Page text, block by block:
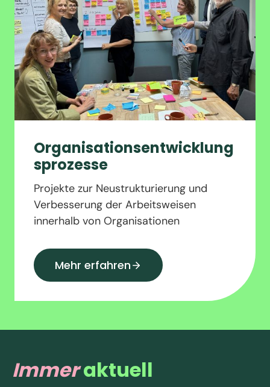
Organisationsentwicklung
sprozesse
Projekte zur Neustrukturierung und
Verbesserung der Arbeitsweisen
innerhalb von Organisationen
Mehr erfahren
Immeraktuell